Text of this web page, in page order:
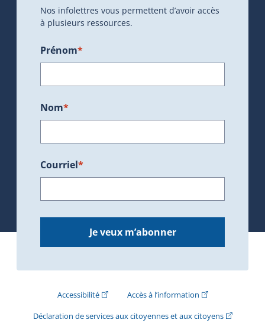
Nos infolettres vous permettent d’avoir accès
à plusieurs ressources.
Prénom*
Nom*
Courriel*
Je veux m’abonner
Accessibilité(Cet hyperlien externe s'ouvrira dans une
Accès à l’information(Cet hyperlien
Déclaration de services aux citoyennes et aux citoyens(Cet